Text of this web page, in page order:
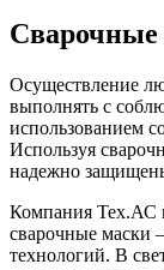
Осуществление
выполнять с
использованием
Используя
надежно
Компания Тех.АС
сварочные маски
технологий. В